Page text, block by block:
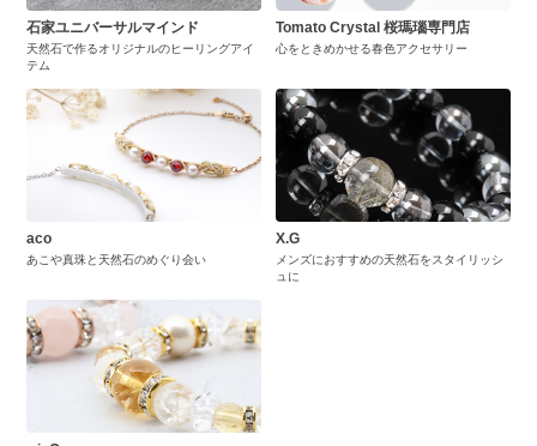
石家ユニバーサルマインド
天然石で作るオリジナルのヒーリングアイ
テム
Tomato Crystal 桜瑪瑙専門店
心をときめかせる春色アクセサリー
aco
あこや真珠と天然石のめぐり会い
X.G
メンズにおすすめの天然石をスタイリッシ
ュに